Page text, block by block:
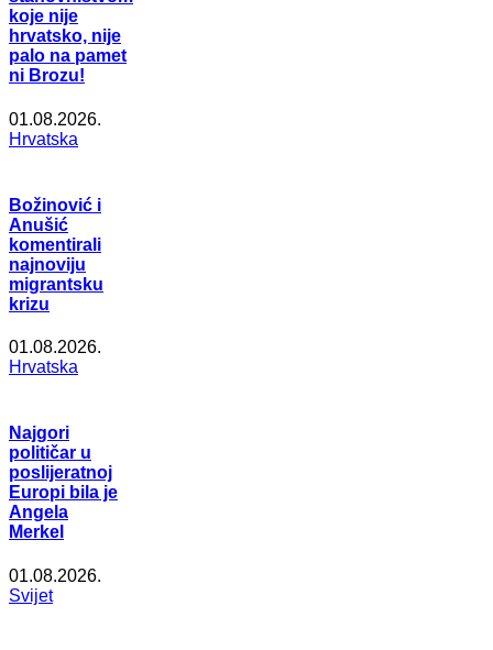
koje nije
hrvatsko, nije
palo na pamet
ni Brozu!
01.08.2026.
Hrvatska
Božinović i
Anušić
komentirali
najnoviju
migrantsku
krizu
01.08.2026.
Hrvatska
Najgori
političar u
poslijeratnoj
Europi bila je
Angela
Merkel
01.08.2026.
Svijet